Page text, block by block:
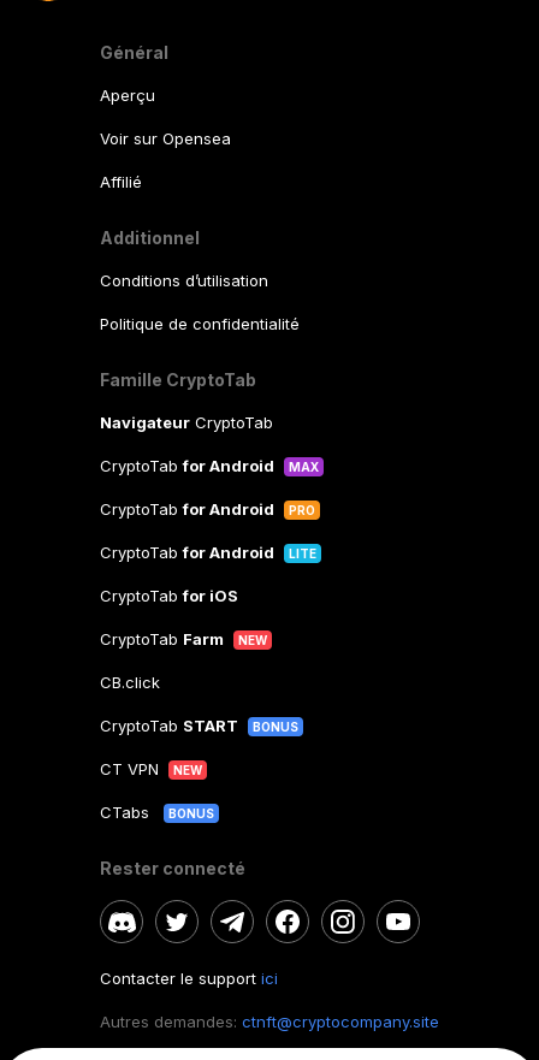
Général
Aperçu
Voir sur Opensea
Affilié
Additionnel
Conditions d’utilisation
Politique de confidentialité
Famille CryptoTab
Navigateur CryptoTab
CryptoTabfor Android MAX
CryptoTabfor Android PRO
CryptoTabfor Android LITE
CryptoTabfor iOS
CryptoTab Farm NEW
CB.click
CryptoTab START BONUS
CT VPN NEW
CTabs BONUS
Rester connecté
Contacter le support ici
Autres demandes: ctnft@cryptocompany.site